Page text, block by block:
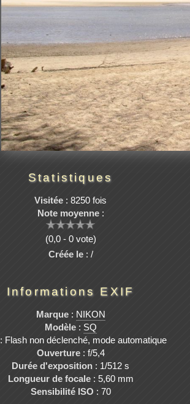
Statistiques
Visitée : 8250 fois
Note moyenne:
(0,0 - 0 vote)
Créée le: /
Informations EXIF
Marque: NIKON
Modèle: SQ
: Flash non déclenché, mode automatique
Ouverture: f/5,4
Durée d'exposition : 1/512 s
Longueur de focale: 5,60 mm
Sensibilité ISO : 70